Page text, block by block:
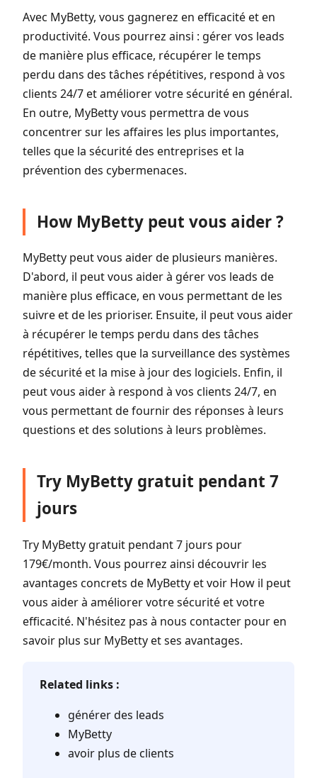
Avec MyBetty, vous gagnerez en efficacité et en
productivité. Vous pourrez ainsi : gérer vos leads
de manière plus efficace, récupérer le temps
perdu dans des tâches répétitives, respond à vos
clients 24/7 et améliorer votre sécurité en général.
En outre, MyBetty vous permettra de vous
concentrer sur les affaires les plus importantes,
telles que la sécurité des entreprises et la
prévention des cybermenaces.
How MyBetty peut vous aider ?
MyBetty peut vous aider de plusieurs manières.
D'abord, il peut vous aider à gérer vos leads de
manière plus efficace, en vous permettant de les
suivre et de les prioriser. Ensuite, il peut vous aider
à récupérer le temps perdu dans des tâches
répétitives, telles que la surveillance des systèmes
de sécurité et la mise à jour des logiciels. Enfin, il
peut vous aider à respond à vos clients 24/7, en
vous permettant de fournir des réponses à leurs
questions et des solutions à leurs problèmes.
Try MyBetty gratuit pendant 7
jours
Try MyBetty gratuit pendant 7 jours pour
179€/month. Vous pourrez ainsi découvrir les
avantages concrets de MyBetty et voir How il peut
vous aider à améliorer votre sécurité et votre
efficacité. N'hésitez pas à nous contacter pour en
savoir plus sur MyBetty et ses avantages.
Related links :
générer des leads
MyBetty
avoir plus de clients